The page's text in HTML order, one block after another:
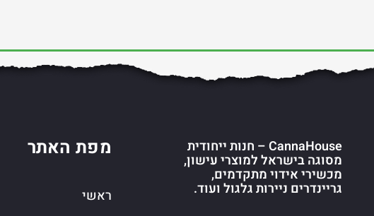
CannaHouse – חנות ייחודית
מסוגה בישראל למוצרי עישון,
מכשירי אידוי מתקדמים,
גריינדרים ניירות גלגול ועוד.
מפת האתר
ראשי